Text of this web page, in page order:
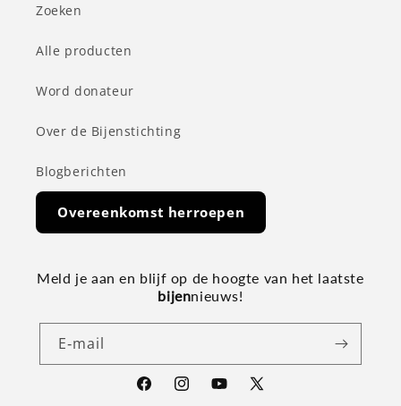
Zoeken
Alle producten
Word donateur
Over de Bijenstichting
Blogberichten
Overeenkomst herroepen
Meld je aan en blijf op de hoogte van het laatste
bijennieuws!
E‑mail
FacebookInstagramYouTube
X